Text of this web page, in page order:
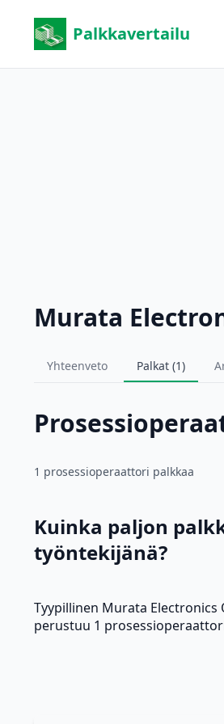
Palkkavertailu
Murata
Yhteenveto Palkat (1)
1 prosessioperaattori palkkaa
Kuinka paljon
työntekijänä?
Tyypillinen Murata
perustuu 1